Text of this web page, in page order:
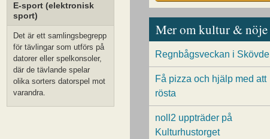
E-sport (elektronisk
sport)
Det är ett samlingsbegrepp
för tävlingar som utförs på
datorer eller spelkonsoler,
där de tävlande spelar
olika sorters datorspel mot
varandra.
Mer om kultur & nöje
Regnbågsveckan i Skövde
Få pizza och hjälp med att
rösta
noll2 uppträder på
Kulturhustorget